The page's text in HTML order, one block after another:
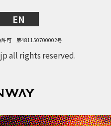
EN
許可 第481150700002号
all rights reserved.